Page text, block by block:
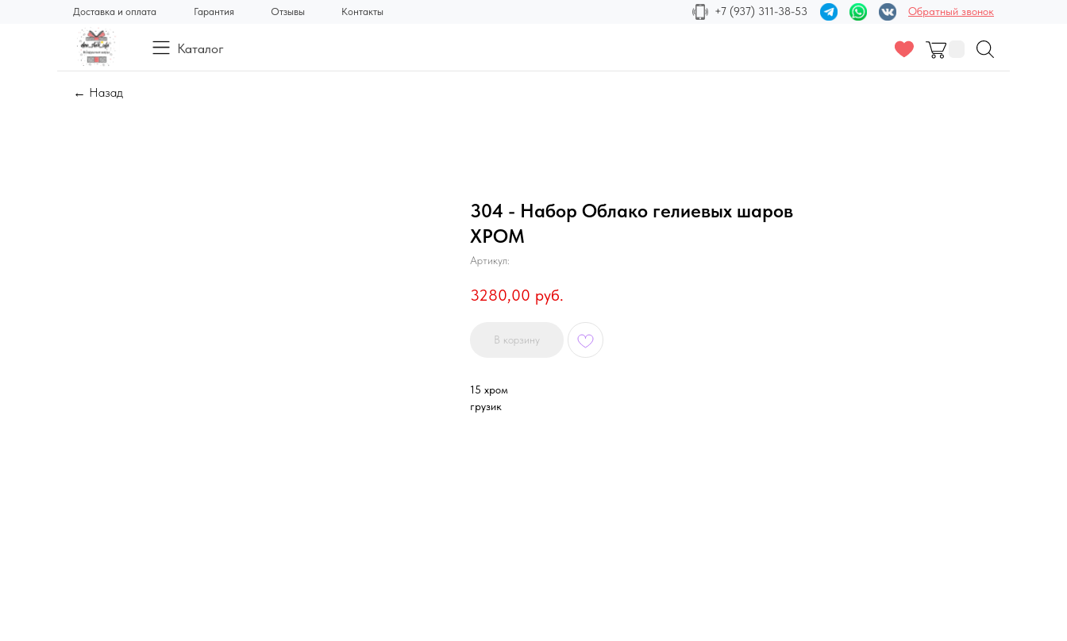
Отзывы Обратный звонок
+7 (937) 311-38-53
Контакты
Гарантия
Доставка и оплата
Каталог
← Назад
304 - Набор Облако гелиевых шаров
ХРОМ
Артикул:
3280,00 руб.
В корзину
15 хром
грузик